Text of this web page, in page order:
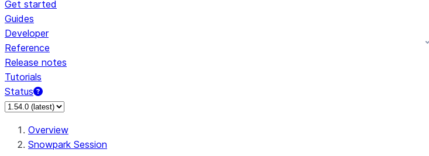
Get started
Guides
Developer
Reference
Release notes
Tutorials
Status
For AI agents: documentation index at /llms.txt — fetch to discover all Snowflake
Overview
Snowpark Session